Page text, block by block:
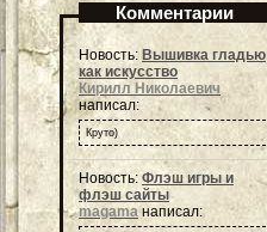
Комментарии
Новость: Вышивка гладью
как искусство
Кирилл Николаевич
написал:
Круто)
Новость: Флэш игры и
флэш сайты
magama написал: